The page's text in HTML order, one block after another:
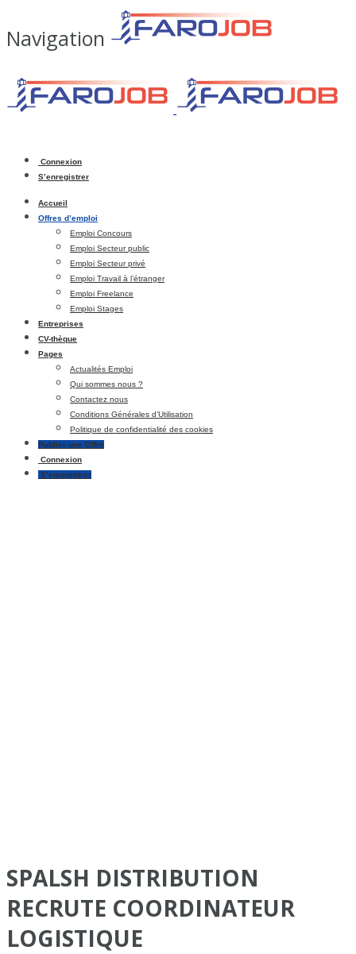
Navigation
Connexion
S’enregistrer
Accueil
Offres d’emploi
Emploi Concours
Emploi Secteur public
Emploi Secteur privé
Emploi Travail à l’étranger
Emploi Freelance
Emploi Stages
Entreprises
CV-thèque
Pages
Actualités Emploi
Qui sommes nous ?
Contactez nous
Conditions Générales d’Utilisation
Politique de confidentialité des cookies
Publier une Offre
Connexion
S’enregistrer
SPALSH DISTRIBUTION
RECRUTE COORDINATEUR
LOGISTIQUE